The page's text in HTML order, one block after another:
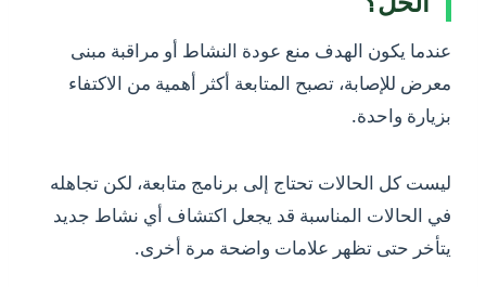
عندما يكون الهدف منع عودة النشاط أو مراقبة مبنى
معرض للإصابة، تصبح المتابعة أكثر أهمية من الاكتفاء
بزيارة واحدة.
ليست كل الحالات تحتاج إلى برنامج متابعة، لكن تجاهله
في الحالات المناسبة قد يجعل اكتشاف أي نشاط جديد
يتأخر حتى تظهر علامات واضحة مرة أخرى.